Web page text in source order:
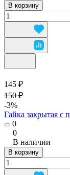
В корзину
145 ₽
150 ₽
-3%
Гайка закрытая с
0
0
В наличии
В корзину